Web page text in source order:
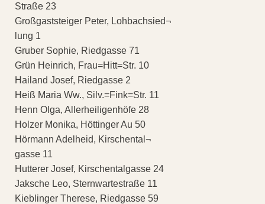
Straße 23
Großgaststeiger Peter, Lohbachsied¬
lung 1
Gruber Sophie, Riedgasse 71
Grün Heinrich, Frau=Hitt=Str. 10
Hailand Josef, Riedgasse 2
Heiß Maria Ww., Silv.=Fink=Str. 11
Henn Olga, Allerheiligenhöfe 28
Holzer Monika, Höttinger Au 50
Hörmann Adelheid, Kirschental¬
gasse 11
Hutterer Josef, Kirschentalgasse 24
Jaksche Leo, Sternwartestraße 11
Kieblinger Therese, Riedgasse 59